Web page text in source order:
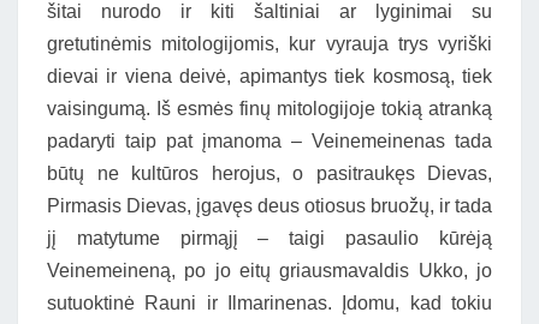
šitai nurodo ir kiti šaltiniai ar lyginimai su
gretutinėmis mitologijomis, kur vyrauja trys vyriški
dievai ir viena deivė, apimantys tiek kosmosą, tiek
vaisingumą. Iš esmės finų mitologijoje tokią atranką
padaryti taip pat įmanoma – Veinemeinenas tada
būtų ne kultūros herojus, o pasitraukęs Dievas,
Pirmasis Dievas, įgavęs deus otiosus bruožų, ir tada
jį matytume pirmąjį – taigi pasaulio kūrėją
Veinemeineną, po jo eitų griausmavaldis Ukko, jo
sutuoktinė Rauni ir Ilmarinenas. Įdomu, kad tokiu